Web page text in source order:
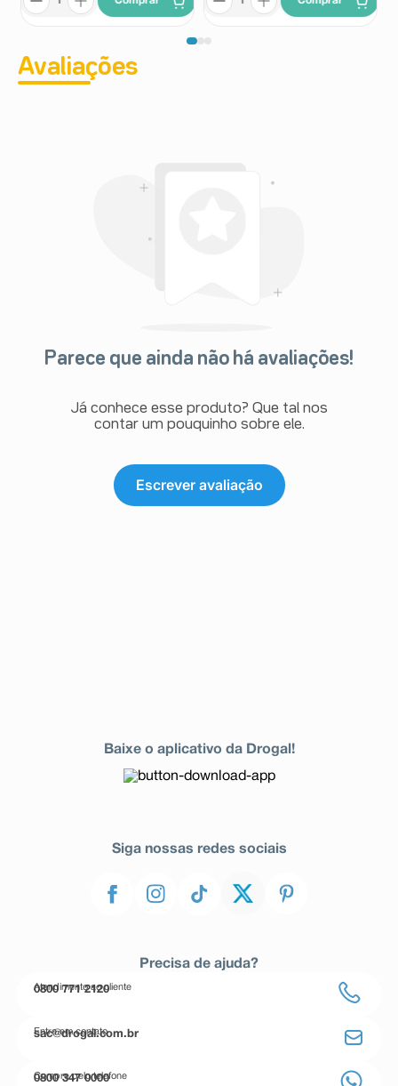
Avaliações
Parece que ainda não há avaliações!
Já conhece esse produto? Que tal nos
contar um pouquinho sobre ele.
Escrever avaliação
Baixe o aplicativo da Drogal!
Siga nossas redes sociais
Precisa de ajuda?
Atendimento ao cliente
0800 771 2120
Entre em contato
sac@drogal.com.br
Compre pelo telefone
0800 347 0000